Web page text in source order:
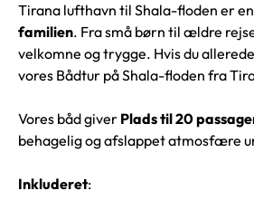
Tirana lufthavn til Shala-floden er en
familien. Fra små børn til ældre
velkomne og trygge. Hvis du
vores Bådtur på Shala-floden fra
Vores båd giver Plads til 20
behagelig og afslappet atmosfære
Inkluderet: